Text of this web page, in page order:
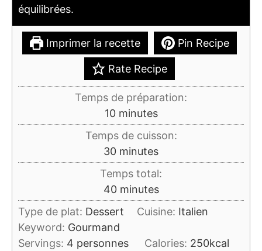
équilibrées.
Imprimer la recette Pin Recipe
Rate Recipe
Temps de préparation:
10minutes
minutes
Temps de cuisson:
30minutes
minutes
Temps total:
40minutes
minutes
Type de plat: Dessert Cuisine: Italien
Keyword: Gourmand
Servings: 4 personnes Calories: 250kcal